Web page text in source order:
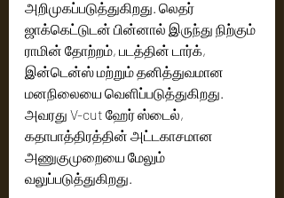
அறிமுகப்படுத்துகிறது. லெதர்
ஜாக்கெட்டுடன் பின்னால் இருந்து நிற்கும்
ராமின் தோற்றம், படத்தின் டார்க்,
இன்டென்ஸ் மற்றும் தனித்துவமான
மனநிலையை வெளிப்படுத்துகிறது.
அவரது V-cut ஹேர் ஸ்டைல்,
கதாபாத்திரத்தின் அட்டகாசமான
அணுகுமுறையை மேலும்
வலுப்படுத்துகிறது.